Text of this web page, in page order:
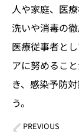
人や家庭、医
洗いや消毒の
医療従事者と
アに努めるこ
き、感染予防
う。
PREVIOUS